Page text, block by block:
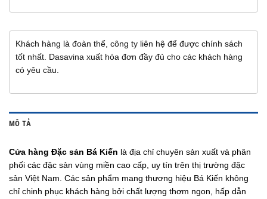
Khách hàng là đoàn thể, công ty liên hệ để được chính sách
tốt nhất. Dasavina xuất hóa đơn đầy đủ cho các khách hàng
có yêu cầu.
MÔ TẢ
Cửa hàng Đặc sản Bá Kiến là địa chỉ chuyên sản xuất và phân
phối các đặc sản vùng miền cao cấp, uy tín trên thị trường đặc
sản Việt Nam. Các sản phẩm mang thương hiệu Bá Kiến không
chỉ chinh phục khách hàng bởi chất lượng thơm ngon, hấp dẫn